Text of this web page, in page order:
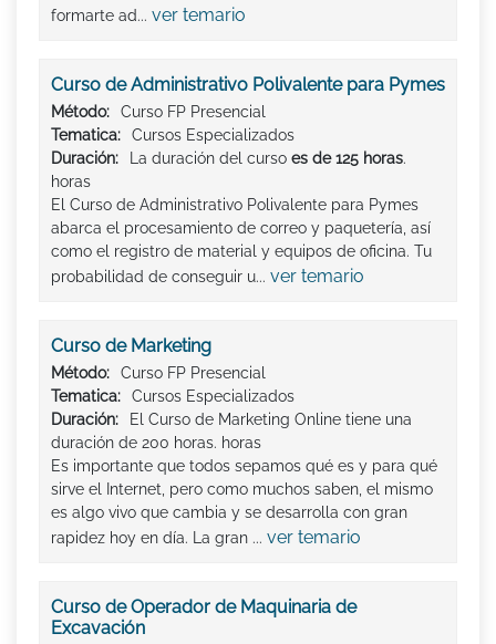
formarte ad... ver temario
Curso de Administrativo Polivalente para Pymes
Método:
Curso FP Presencial
Tematica:
Cursos Especializados
Duración:
La duración del curso es de 125 horas.
horas
El Curso de Administrativo Polivalente para Pymes
abarca el procesamiento de correo y paquetería, así
como el registro de material y equipos de oficina. Tu
probabilidad de conseguir u... ver temario
Curso de Marketing
Método:
Curso FP Presencial
Tematica:
Cursos Especializados
Duración:
El Curso de Marketing Online tiene una
duración de 200 horas. horas
Es importante que todos sepamos qué es y para qué
sirve el Internet, pero como muchos saben, el mismo
es algo vivo que cambia y se desarrolla con gran
rapidez hoy en día. La gran ... ver temario
Curso de Operador de Maquinaria de
Excavación